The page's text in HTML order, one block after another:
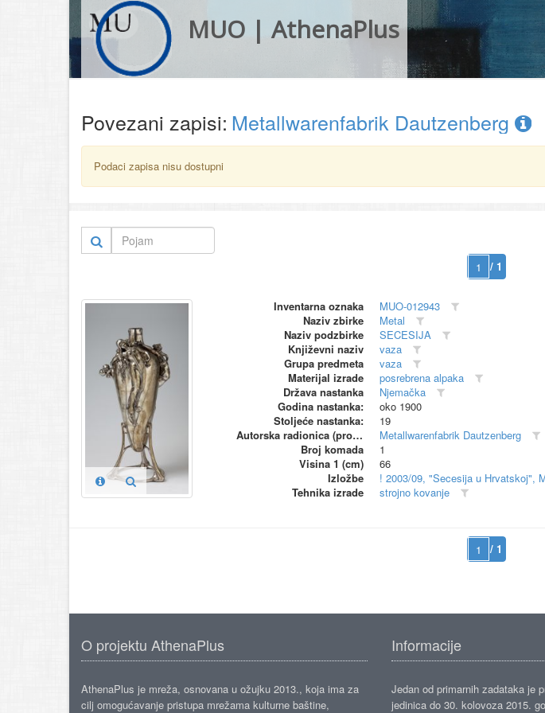
MUO | AthenaPlus
Povezani zapisi: Metallwarenfabrik Dautzenberg
Podaci zapisa nisu dostupni
/ 1
Inventarna oznaka
MUO-012943
Naziv zbirke
Metal
Naziv podzbirke
SECESIJA
Književni naziv
vaza
Grupa predmeta
vaza
Materijal izrade
posrebrena alpaka
Država nastanka
Njemačka
Godina nastanka:
oko 1900
Stoljeće nastanka:
19
Autorska radionica (proizvođač)
Metallwarenfabrik Dautzenberg
Broj komada
1
Visina 1 (cm)
66
Izložbe
! 2003/09, "Secesija u Hrvatskoj",
Tehnika izrade
strojno kovanje
/ 1
O projektu AthenaPlus
AthenaPlus je mreža, osnovana u ožujku 2013., koja ima za
cilj omogućavanje pristupa mrežama kulturne baštine,
Informacije
Jedan od primarnih zadataka je
jedinica do 30. kolovoza 2015.